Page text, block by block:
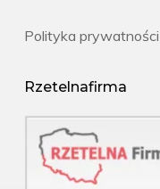
Polityka prywatności
Rzetelnafirma